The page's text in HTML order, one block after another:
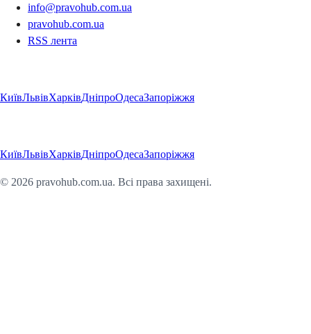
info@pravohub.com.ua
pravohub.com.ua
RSS лента
КиївЛьвівХарківДніпроОдесаЗапоріжжя
КиївЛьвівХарківДніпроОдесаЗапоріжжя
© 2026 pravohub.com.ua. Всі права захищені.